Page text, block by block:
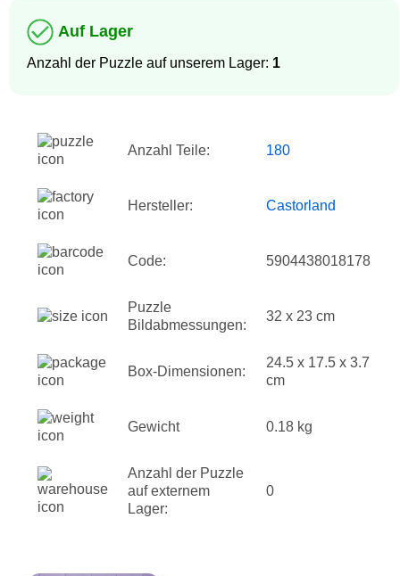
Auf Lager
Anzahl der Puzzle auf unserem Lager: 1
Anzahl Teile: 180
Hersteller: Castorland
Code: 5904438018178
Puzzle
Bildabmessungen:
32 x 23 cm
Box-Dimensionen:
24.5 x 17.5 x 3.7
cm
Gewicht 0.18 kg
Anzahl der Puzzle
auf externem
Lager:
0